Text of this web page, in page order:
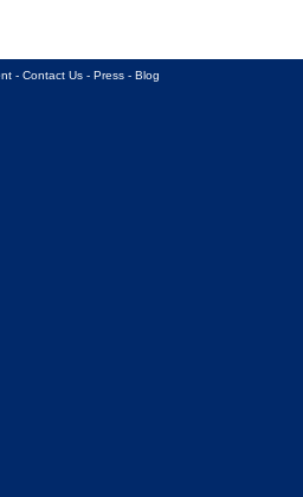
- Contact Us - Press - Blog